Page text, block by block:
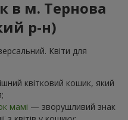
в м. Тернова
р-н)
Квіти для
квітковий кошик, який
мамі — зворушливий знак